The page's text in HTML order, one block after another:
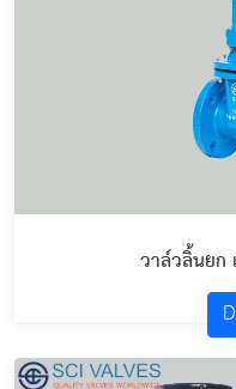
วาล์วลิ้นยก